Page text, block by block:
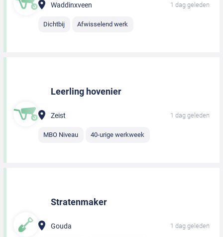
Waddinxveen 1 dag geleden
Dichtbij Afwisselend werk
Leerling hovenier
Zeist 1 dag geleden
MBO Niveau 40-urige werkweek
Stratenmaker
Gouda 1 dag geleden